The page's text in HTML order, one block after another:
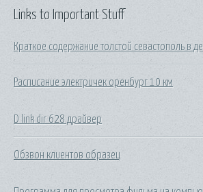
Links to Important Stuff
Краткое содержание толстой севастополь в
Расписание электричек оренбург 10 км
D link dir 628 драйвер
Обзвон клиентов образец